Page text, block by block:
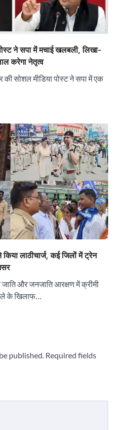
ने सपा में मचाई खलबली, लिखा-
करेगा नेतृत्व
सोशल मीडिया पोस्ट ने सपा में एक
लाठीचार्ज, कई जिलों में ट्रेन
और जनजाति आरक्षण में क्रीमी
के खिलाफ…
published. Required fields